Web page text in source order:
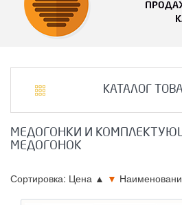
КАТАЛОГ
МЕДОГОНКИ И
МЕДОГОНОК
Сортировка: Цена ▲ ▼